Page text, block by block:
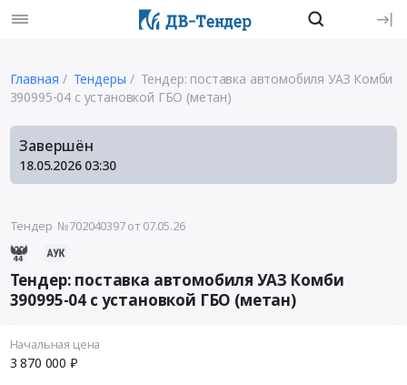
Главная Тендеры
Тендер: поставка автомобиля УАЗ Комби
390995-04 с установкой ГБО (метан)
Завершён
18.05.2026 03:30
Тендер №702040397от 07.05.26
Тендер: поставка автомобиля УАЗ Комби
390995-04 с установкой ГБО (метан)
Начальная цена
3 870 000 ₽